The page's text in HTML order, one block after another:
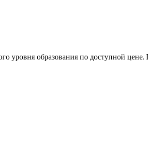
образования по доступной цене.